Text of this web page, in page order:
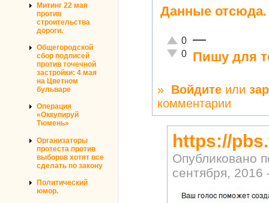
Митинг 22 мая
против
строительства
дороги.
Общегородской
сбор подписей
против точечной
застройки: 4 мая
на Цветном
бульваре
Операция
«Оккупируй
Тюмень»
Организаторы
протеста против
выборов хотят все
сделать по закону
Политический
юмор.
Данные отсюда.
Отлично!
0
Неадекватно!
0
—
Пишу для
» Войдите или
комментарии
https://
Опубликовано
сентября, 2016